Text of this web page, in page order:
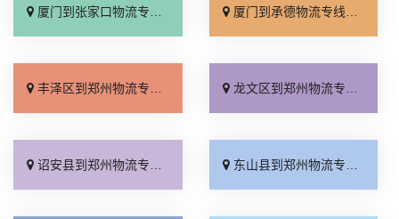
厦门到张家口物流专线_专线快运「运价查询」 厦门到承德物流专线_专线快运「零担配货」
丰泽区到郑州物流专线_无需中转「高效运输」 龙文区到郑州物流专线_几天到达「随叫随到」
诏安县到郑州物流专线_实时跟踪 「零担配货」 东山县到郑州物流专线_专业可靠「定点发车」